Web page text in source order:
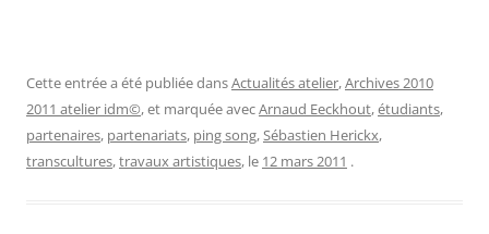
Cette entrée a été publiée dansActualités atelier,Archives 2010
2011 atelier idm©, et marquée avecArnaud Eeckhout,étudiants,
partenaires, partenariats, ping song,Sébastien Herickx,
transcultures,travaux artistiques, le 12 mars 2011 .